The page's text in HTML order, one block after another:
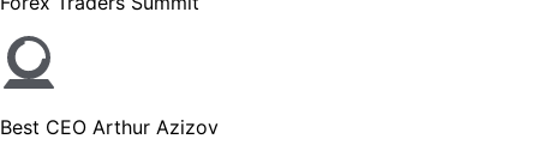
Best CEO Arthur Azizov